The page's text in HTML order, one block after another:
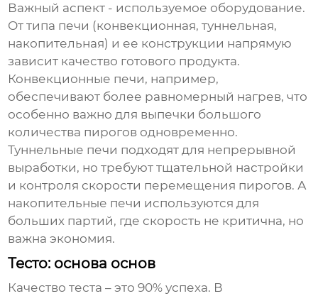
Важный аспект - используемое оборудование.
От типа печи (конвекционная, туннельная,
накопительная) и ее конструкции напрямую
зависит качество готового продукта.
Конвекционные печи, например,
обеспечивают более равномерный нагрев, что
особенно важно для выпечки большого
количества пирогов одновременно.
Туннельные печи подходят для непрерывной
выработки, но требуют тщательной настройки
и контроля скорости перемещения пирогов. А
накопительные печи используются для
больших партий, где скорость не критична, но
важна экономия.
Тесто: основа основ
Качество теста – это 90% успеха. В